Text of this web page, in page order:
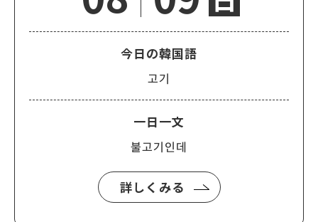
今日の韓国語
고기
一日一文
불고기인데
詳しくみる